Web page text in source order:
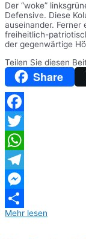
Der “woke”
Defensive. Diese
auseinander.
freiheitlich-
der gegenwärtige
Teilen Sie diesen
Share
Facebook
Twitter
WhatsApp
Telegram
Messenger
Teilen
Mehr lesen